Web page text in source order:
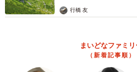
行橋 友
まいどなファミリ
（新着記事順）